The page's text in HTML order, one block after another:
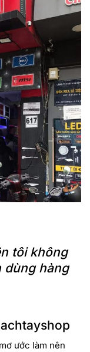
tôi không
dùng hàng
ước làm nên